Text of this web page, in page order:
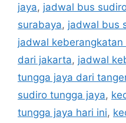
jaya, jadwal bus
surabaya, jadwal bus
jadwal
dari jakarta, jadwal
tungga jaya dari
sudiro tungga jaya,
tungga jaya hari ini,